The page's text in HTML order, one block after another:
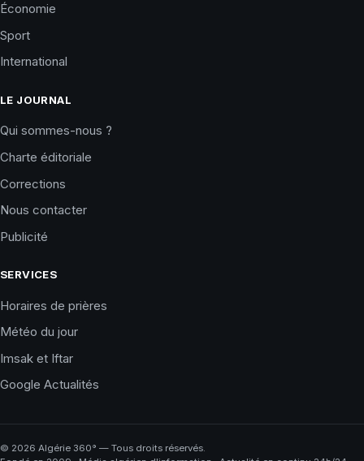
Économie
Sport
International
LE JOURNAL
Qui sommes-nous ?
Charte éditoriale
Corrections
Nous contacter
Publicité
SERVICES
Horaires de prières
Météo du jour
Imsak et Iftar
Google Actualités
© 2026 Algérie 360° — Tous droits réservés.